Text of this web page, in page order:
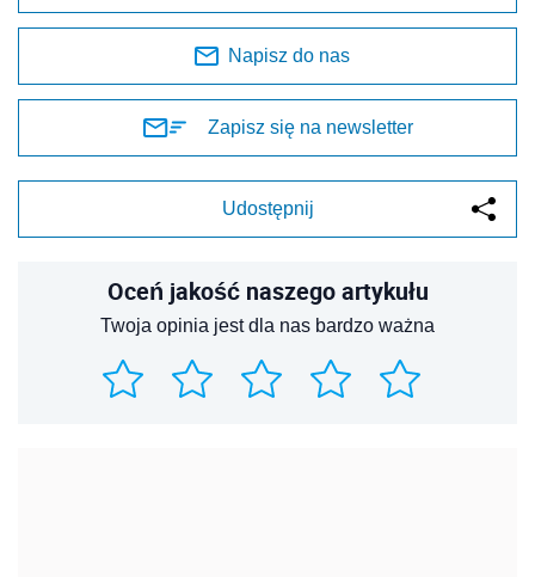
Napisz do nas
Zapisz się na newsletter
Udostępnij
Oceń jakość naszego artykułu
Twoja opinia jest dla nas bardzo ważna